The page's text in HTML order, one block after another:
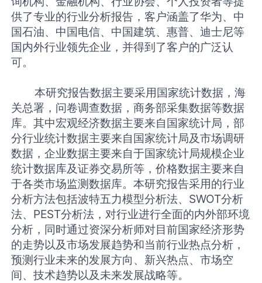
供了专业的行业分析报告，客户涵盖了华为、中
国石油、中国电信、中国建筑、惠普、迪士尼等
国内外行业领先企业，并得到了客户的广泛认
可。
本研究报告数据主要采用国家统计数据，海
关总署，问卷调查数据，商务部采集数据等数据
库。其中宏观经济数据主要来自国家统计局，部
分行业统计数据主要来自国家统计局及市场调研
数据，企业数据主要来自于国家统计局规模企业
统计数据库及证券交易所等，价格数据主要来自
于各类市场监测数据库。本研究报告采用的行业
分析方法包括波特五力模型分析法、SWOT分析
法、PEST分析法，对行业进行全面的内外部环境
分析，同时通过资深分析师对目前国家经济形势
的走势以及市场发展趋势和当前行业热点分析，
预测行业未来的发展方向、新兴热点、市场空
间、技术趋势以及未来发展战略等。